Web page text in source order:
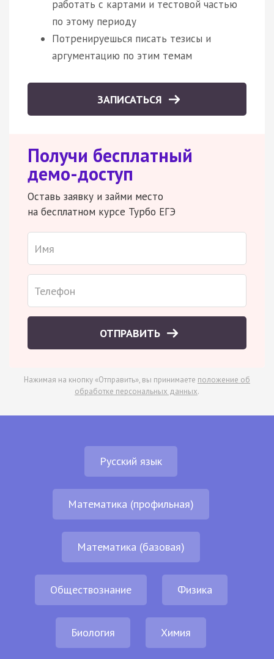
работать с картами и тестовой частью
по этому периоду
Потренируешься писать тезисы и
аргументацию по этим темам
ЗАПИСАТЬСЯ
Получи бесплатный
демо-доступ
Оставь заявку и займи место
на бесплатном курсе Турбо ЕГЭ
ОТПРАВИТЬ
Нажимая на кнопку «Отправить», вы принимаете положение об
обработке персональных данных.
Русский язык
Математика (профильная)
Математика (базовая)
Обществознание Физика
Биология Химия